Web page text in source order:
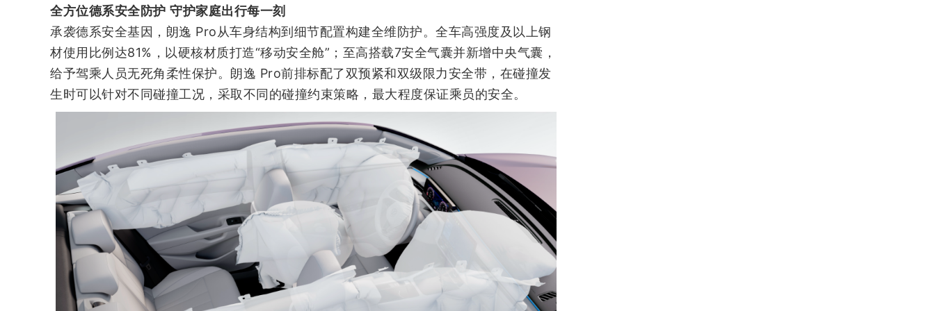
全方位德系安全防护 守护家庭出行每一刻
承袭德系安全基因，朗逸 Pro从车身结构到细节配置构建全维防护。全车高强度及以上钢
材使用比例达81%，以硬核材质打造“移动安全舱”；至高搭载7安全气囊并新增中央气囊，
给予驾乘人员无死角柔性保护。朗逸 Pro前排标配了双预紧和双级限力安全带，在碰撞发
生时可以针对不同碰撞工况，采取不同的碰撞约束策略，最大程度保证乘员的安全。